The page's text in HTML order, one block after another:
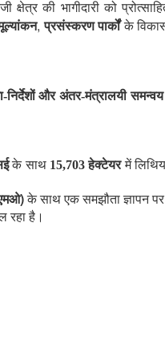
क्षेत्र की भागीदारी को
,प्रसंस्करण पार्कोंके
निर्देशों और अंतर-मंत्रालयी समन्वय
के साथ 15,703 हेक्टेयरमें
) के साथ एक समझौता ज्ञापन पर
रहा है।